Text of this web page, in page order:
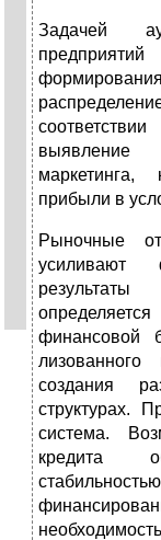
Задачей
выявление
маркетинга,
прибыли в
Рыночные
усиливают
результаты
финансовой
создания
структурах.
система.
кредита